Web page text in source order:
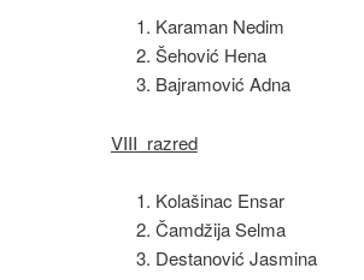
Karaman Nedim
Šehović Hena
Bajramović Adna
VIII razred
Kolašinac Ensar
Čamdžija Selma
Destanović Jasmina